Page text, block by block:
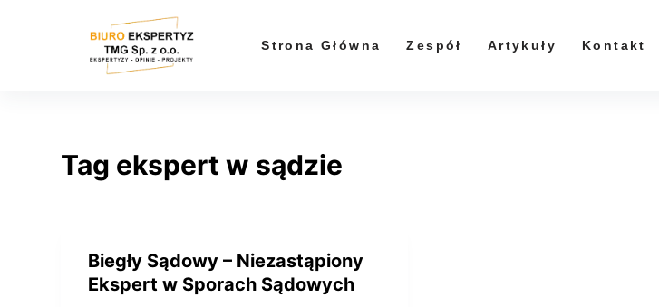
Strona Główna Zespół Artykuły Kontakt
Tag ekspert w sądzie
Biegły Sądowy – Niezastąpiony
Ekspert w Sporach Sądowych